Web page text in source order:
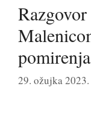
pomirenja
29. ožujka 2023.